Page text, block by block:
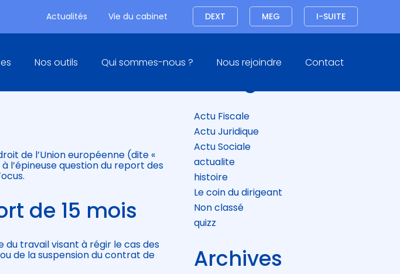
Actualités Vie du cabinet Connexion I-SUITE
MEG
DEXT
Nos outils Qui sommes-nous ? Nous rejoindre Contact
PAYÉS :
de l’Union européenne (dite «
l’épineuse question du report des
de 15 mois
du travail visant à régir le cas des
de la suspension du contrat de
Blog
Actu Fiscale
Actu Juridique
Actu Sociale
actualite
histoire
Le coin du dirigeant
Non classé
quizz
Archives